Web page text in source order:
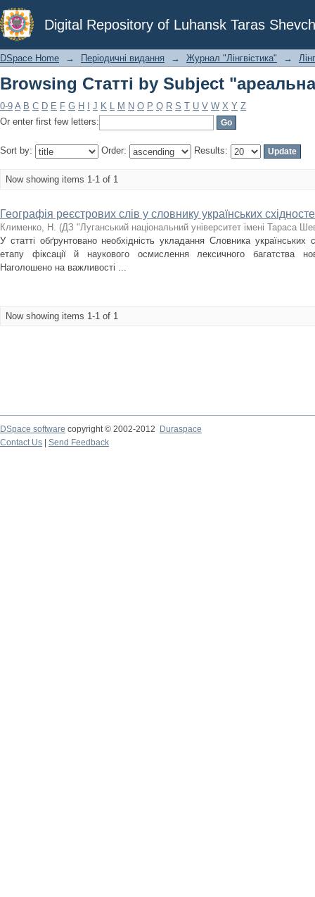
Digital Repository of Luhansk Taras
Browsing Статті by Subject
DSpace Home → Періодичні видання → Журнал "Лінгвістика" →
Browsing Статті by Subject
0-9 A B C D E F G H J K L M N O P Q R S T U V W X Y Z
Or enter first few letters:
Sort by: Order: Results:
Now showing items 1-1 of 1
Географія реєстрових слів у словнику українських
Клименко, Н. (ДЗ "Луганський національний університет імені Тараса
У статті обґрунтовано необхідність укладання Словника українських
етапу фіксації й наукового осмислення лексичного багатства
Наголошено на важливості ...
Now showing items 1-1 of 1
DSpace software copyright © 2002-2012
Duraspace
Contact Us
Send Feedback